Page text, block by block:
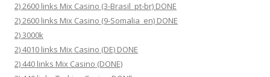
2) 2600 links Mix Casino (3-Brasil_pt-br) DONE
2) 2600 links Mix Casino (9-Somalia_en) DONE
2) 3000k
2) 4010 links Mix Casino (DE) DONE
2) 440 links Mix Casino (DONE)